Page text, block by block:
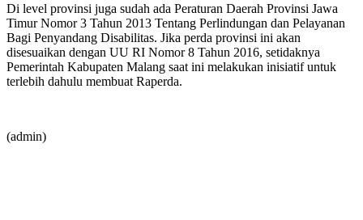
Di level provinsi juga sudah ada Peraturan Daerah Provinsi Jawa
Timur Nomor 3 Tahun 2013 Tentang Perlindungan dan Pelayanan
Bagi Penyandang Disabilitas. Jika perda provinsi ini akan
disesuaikan dengan UU RI Nomor 8 Tahun 2016, setidaknya
Pemerintah Kabupaten Malang saat ini melakukan inisiatif untuk
terlebih dahulu membuat Raperda.
(admin)